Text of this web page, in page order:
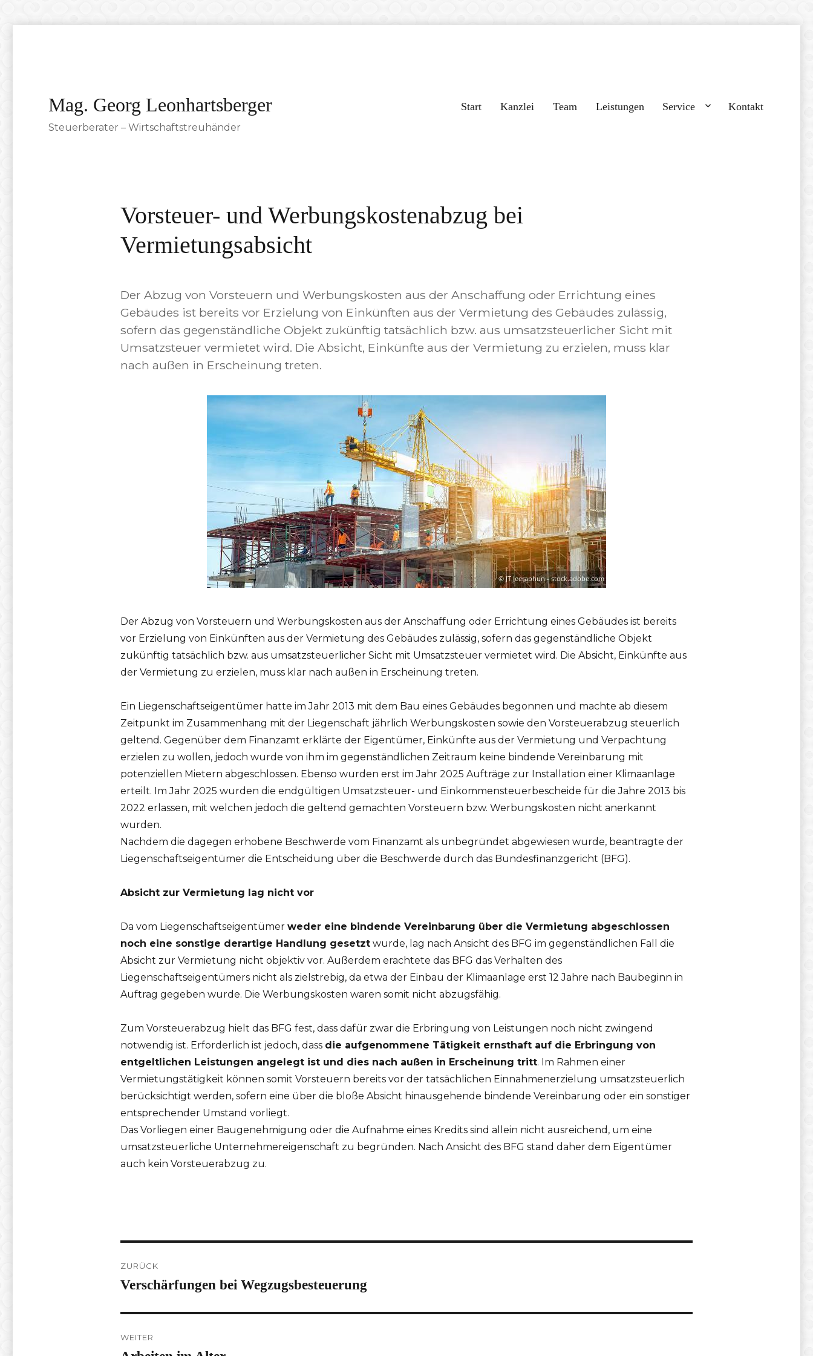
Mag. Georg Leonhartsberger
Steuerberater – Wirtschaftstreuhänder
Start Kanzlei Team Leistungen Service Kontakt
Vorsteuer- und Werbungskostenabzug bei
Vermietungsabsicht
Der Abzug von Vorsteuern und Werbungskosten aus der Anschaffung oder Errichtung eines
Gebäudes ist bereits vor Erzielung von Einkünften aus der Vermietung des Gebäudes zulässig,
sofern das gegenständliche Objekt zukünftig tatsächlich bzw. aus umsatzsteuerlicher Sicht mit
Umsatzsteuer vermietet wird. Die Absicht, Einkünfte aus der Vermietung zu erzielen, muss klar
nach außen in Erscheinung treten.
Der Abzug von Vorsteuern und Werbungskosten aus der Anschaffung oder Errichtung eines Gebäudes ist bereits
vor Erzielung von Einkünften aus der Vermietung des Gebäudes zulässig, sofern das gegenständliche Objekt
zukünftig tatsächlich bzw. aus umsatzsteuerlicher Sicht mit Umsatzsteuer vermietet wird. Die Absicht, Einkünfte aus
der Vermietung zu erzielen, muss klar nach außen in Erscheinung treten.
Ein Liegenschaftseigentümer hatte im Jahr 2013 mit dem Bau eines Gebäudes begonnen und machte ab diesem
Zeitpunkt im Zusammenhang mit der Liegenschaft jährlich Werbungskosten sowie den Vorsteuerabzug steuerlich
geltend. Gegenüber dem Finanzamt erklärte der Eigentümer, Einkünfte aus der Vermietung und Verpachtung
erzielen zu wollen, jedoch wurde von ihm im gegenständlichen Zeitraum keine bindende Vereinbarung mit
potenziellen Mietern abgeschlossen. Ebenso wurden erst im Jahr 2025 Aufträge zur Installation einer Klimaanlage
erteilt. Im Jahr 2025 wurden die endgültigen Umsatzsteuer- und Einkommensteuerbescheide für die Jahre 2013 bis
2022 erlassen, mit welchen jedoch die geltend gemachten Vorsteuern bzw. Werbungskosten nicht anerkannt
wurden.
Nachdem die dagegen erhobene Beschwerde vom Finanzamt als unbegründet abgewiesen wurde, beantragte der
Liegenschaftseigentümer die Entscheidung über die Beschwerde durch das Bundesfinanzgericht (BFG).
Absicht zur Vermietung lag nicht vor
Da vom Liegenschaftseigentümer weder eine bindende Vereinbarung über die Vermietung abgeschlossen
noch eine sonstige derartige Handlung gesetztwurde, lag nach Ansicht des BFG im gegenständlichen Fall die
Absicht zur Vermietung nicht objektiv vor. Außerdem erachtete das BFG das Verhalten des
Liegenschaftseigentümers nicht als zielstrebig, da etwa der Einbau der Klimaanlage erst 12 Jahre nach Baubeginn in
Auftrag gegeben wurde. Die Werbungskosten waren somit nicht abzugsfähig.
Zum Vorsteuerabzug hielt das BFG fest, dass dafür zwar die Erbringung von Leistungen noch nicht zwingend
notwendig ist. Erforderlich ist jedoch, dass die aufgenommene Tätigkeit ernsthaft auf die Erbringung von
entgeltlichen Leistungen angelegt ist und dies nach außen in Erscheinung tritt. Im Rahmen einer
Vermietungstätigkeit können somit Vorsteuern bereits vor der tatsächlichen Einnahmenerzielung umsatzsteuerlich
berücksichtigt werden, sofern eine über die bloße Absicht hinausgehende bindende Vereinbarung oder ein sonstiger
entsprechender Umstand vorliegt.
Das Vorliegen einer Baugenehmigung oder die Aufnahme eines Kredits sind allein nicht ausreichend, um eine
umsatzsteuerliche Unternehmereigenschaft zu begründen. Nach Ansicht des BFG stand daher dem Eigentümer
auch kein Vorsteuerabzug zu.
ZURÜCK
Vorheriger
Verschärfungen bei Wegzugsbesteuerung
WEITER